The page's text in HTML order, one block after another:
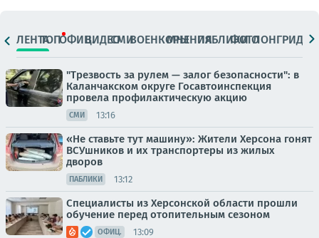
ЛЕНТАТОПОФИЦ.ВИДЕОСМИВОЕНКОРЫМНЕНИЯПАБЛИКИ
ФОТОЛОНГРИДЫ
"Трезвость за рулем — залог безопасности": в
Каланчакском округе Госавтоинспекция
провела профилактическую акцию
СМИ 13:16
«Не ставьте тут машину»: Жители Херсона гонят
ВСУшников и их транспортеры из жилых
дворов
ПАБЛИКИ 13:12
Специалисты из Херсонской области прошли
обучение перед отопительным сезоном
ОФИЦ. 13:09